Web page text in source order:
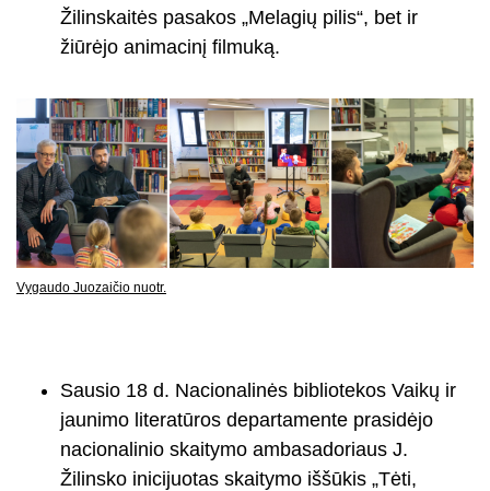
Žilinskaitės pasakos „Melagių pilis“, bet ir
žiūrėjo animacinį filmuką.
Vygaudo Juozaičio nuotr.
Sausio 18 d. Nacionalinės bibliotekos Vaikų ir
jaunimo literatūros departamente prasidėjo
nacionalinio skaitymo ambasadoriaus J.
Žilinsko inicijuotas skaitymo iššūkis „Tėti,